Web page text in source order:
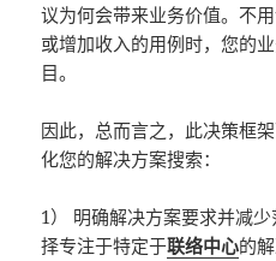
议为何会带来业务价值。不
或增加收入的用例时，您的
目。
因此，总而言之，此决策框
化您的解决方案搜索：
1） 明确解决方案要求并减
择专注于特定于联络中心的